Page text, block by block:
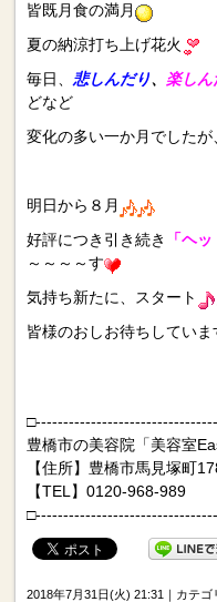
皆既月食の満月
夏の納涼打ち上げ花火
毎日、 悲しんだり、 楽しん
どなど
変化の多い一か月でした
明日から８月
好評につき引き続き
「ヘ
～～～～す
気持ち新たに、スタート
皆様のおしお待ちしていま
豊橋市の美容院「美容室
【住所】豊橋市馬見塚町
【TEL】0120-968-989
2018年7月31日(火) 21:31｜カテゴ